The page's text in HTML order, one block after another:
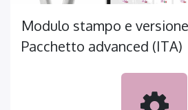
Modulo stampo e
Pacchetto advanced (ITA)